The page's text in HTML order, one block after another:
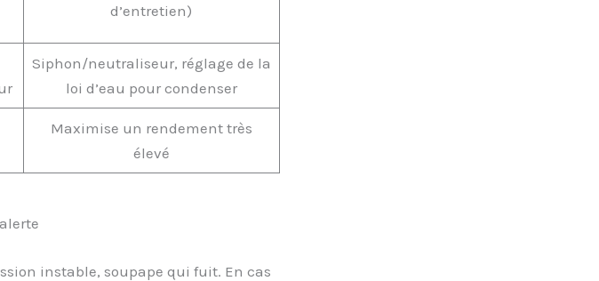
d’entretien)
Siphon/neutraliseur, réglage de la
loi d’eau pour condenser
Maximise un rendement très
élevé
instable, soupape qui fuit. En cas